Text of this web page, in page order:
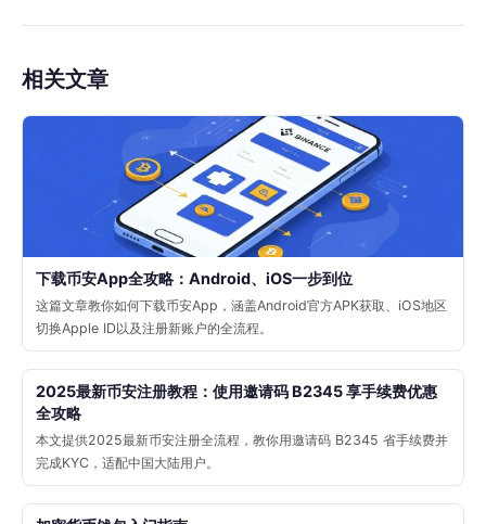
相关文章
下载币安App全攻略：Android、iOS一步到位
这篇文章教你如何下载币安App，涵盖Android官方APK获取、iOS地区
切换Apple ID以及注册新账户的全流程。
2025最新币安注册教程：使用邀请码 B2345 享手续费优惠
全攻略
本文提供2025最新币安注册全流程，教你用邀请码 B2345 省手续费并
完成KYC，适配中国大陆用户。